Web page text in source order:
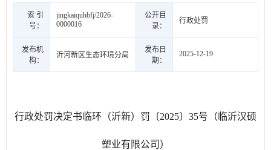
索 引
号：
jingkaiquhbfj/2026-
0000016
公开目
录：
行政处罚
发布机
构：
沂河新区生态环境分局
发布日
期：
2025-12-19
行政处罚决定书临环（沂新）罚〔2025〕35号（临沂汉硕
塑业有限公司）